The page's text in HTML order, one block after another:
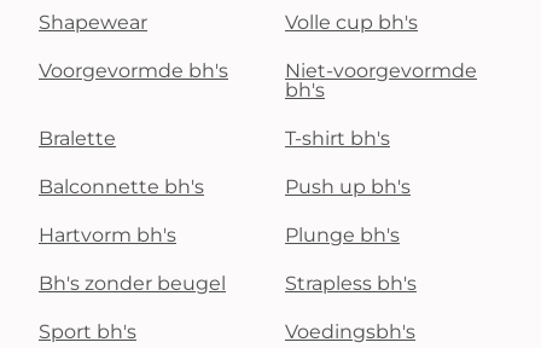
Shapewear Volle cup bh's
Voorgevormde bh's
Niet-voorgevormde
bh's
Bralette T-shirt bh's
Balconnette bh's Push up bh's
Hartvorm bh's Plunge bh's
Bh's zonder beugel Strapless bh's
Sport bh's Voedingsbh's